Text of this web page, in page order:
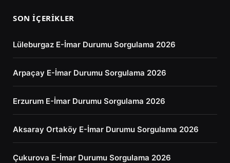
SON İÇERIKLER
Lüleburgaz E-İmar Durumu Sorgulama 2026
Arpaçay E-İmar Durumu Sorgulama 2026
Erzurum E-İmar Durumu Sorgulama 2026
Aksaray Ortaköy E-İmar Durumu Sorgulama 2026
Çukurova E-İmar Durumu Sorgulama 2026